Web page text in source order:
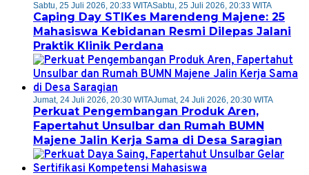
Sabtu, 25 Juli 2026, 20:33 WITASabtu, 25 Juli 2026, 20:33 WITA
Caping Day STIKes Marendeng Majene: 25
Mahasiswa Kebidanan Resmi Dilepas Jalani
Praktik Klinik Perdana
Jumat, 24 Juli 2026, 20:30 WITAJumat, 24 Juli 2026, 20:30 WITA
Perkuat Pengembangan Produk Aren,
Fapertahut Unsulbar dan Rumah BUMN
Majene Jalin Kerja Sama di Desa Saragian